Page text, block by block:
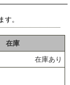
。
在庫
在庫あり